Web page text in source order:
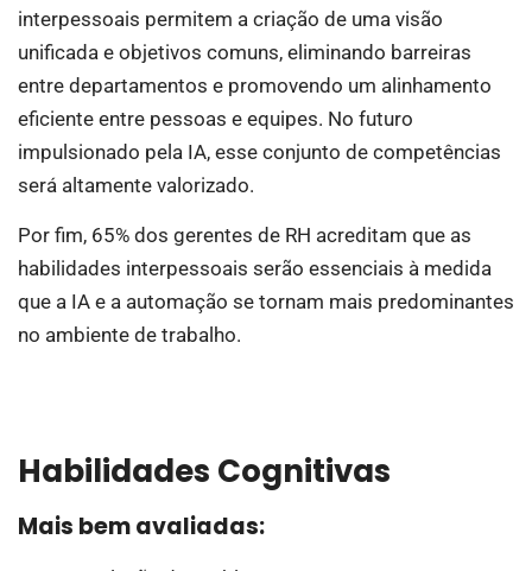
interpessoais permitem a criação de uma visão
unificada e objetivos comuns, eliminando barreiras
entre departamentos e promovendo um alinhamento
eficiente entre pessoas e equipes. No futuro
impulsionado pela IA, esse conjunto de competências
será altamente valorizado.
Por fim, 65% dos gerentes de RH acreditam que as
habilidades interpessoais serão essenciais à medida
que a IA e a automação se tornam mais predominantes
no ambiente de trabalho.
Habilidades Cognitivas
Mais bem avaliadas: